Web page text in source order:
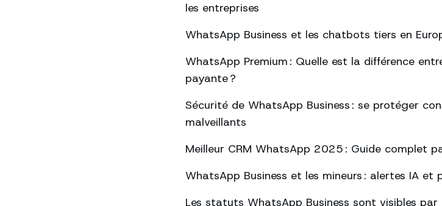
les entreprises
WhatsApp Business et les chatbots tiers en
WhatsApp Premium : Quelle est la différence
payante ?
Sécurité de WhatsApp Business : se protéger
malveillants
Meilleur CRM WhatsApp 2025 : Guide complet
WhatsApp Business et les mineurs : alertes IA et
Les statuts WhatsApp Business sont visibles